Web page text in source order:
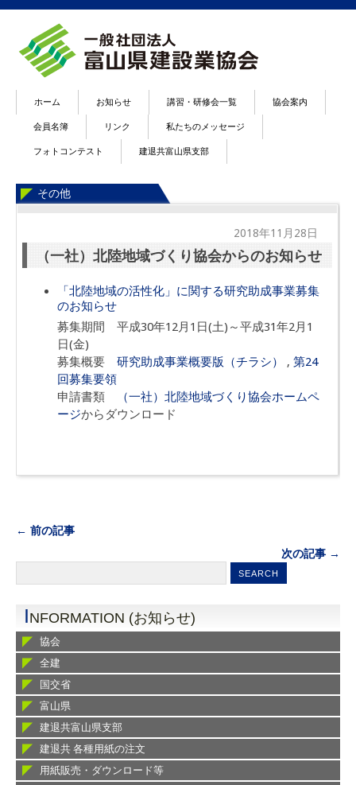
ホーム お知らせ 講習・研修会一覧 協会案内
会員名簿 リンク 私たちのメッセージ
フォトコンテスト 建退共富山県支部
その他
2018年11月28日
（一社）北陸地域づくり協会からのお知らせ
「北陸地域の活性化」に関する研究助成事業募集
のお知らせ
募集期間 平成30年12月1日(土)～平成31年2月1
日(金)
募集概要研究助成事業概要版（チラシ） ,第24
回募集要領
申請書類
（一社）北陸地域づくり協会ホームペ
ージからダウンロード
← 前の記事
次の記事 →
INFORMATION (お知らせ)
協会
全建
国交省
富山県
建退共富山県支部
建退共 各種用紙の注文
用紙販売・ダウンロード等